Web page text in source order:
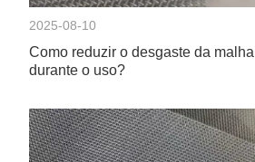
2025-08-10
Como reduzir o desgaste da
durante o uso?